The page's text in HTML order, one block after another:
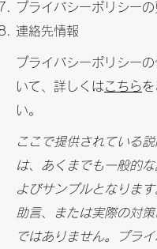
プライバシーポリシー
連絡先情報
プライバシーポリシー
いて、詳しくはこちら
い。
ここで提供されている
は、あくまでも一般的
よびサンプルとなりま
助言、または実際の対
ではありません。プラ